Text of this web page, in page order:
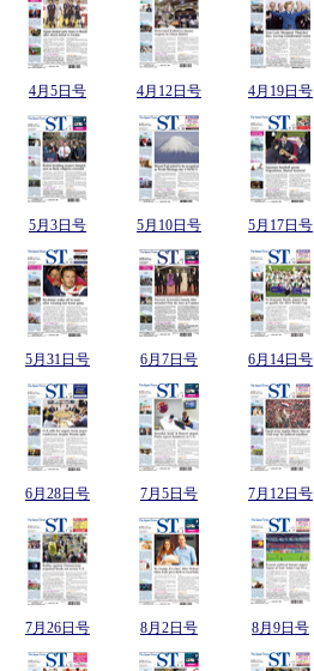
4月5日号 4月12日号 4月19日号
5月3日号 5月10日号 5月17日号
5月31日号 6月7日号 6月14日号
6月28日号 7月5日号 7月12日号
7月26日号 8月2日号 8月9日号